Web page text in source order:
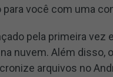
você com uma
pela primeira
nuvem. Além disso,
arquivos no